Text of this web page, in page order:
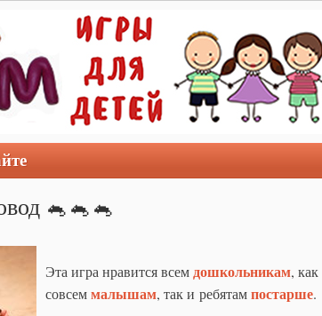
🐁🐁🐁
Эта игра нравится всемдошкольникам, как
совсеммалышам, так и ребятампостарше.